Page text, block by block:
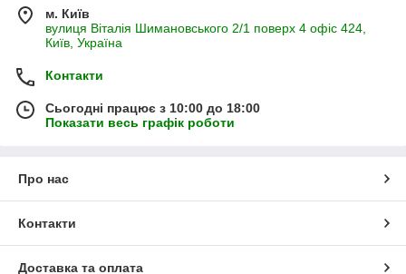
м. Київ
вулиця Віталія Шимановського 2/1 поверх 4 офіс 424,
Київ, Україна
Контакти
Сьогодні працює з 10:00 до 18:00
Показати весь графік роботи
Про нас
Контакти
Доставка та оплата